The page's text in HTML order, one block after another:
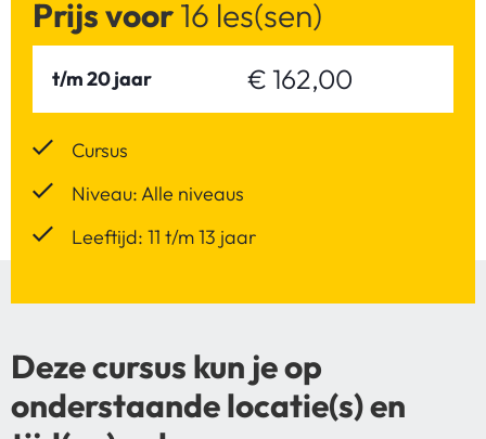
Prijs voor16 les(sen)
t/m 20 jaar € 162,00
Cursus
Niveau: Alle niveaus
Leeftijd: 11 t/m 13 jaar
Deze cursus kun je op
onderstaande locatie(s) en